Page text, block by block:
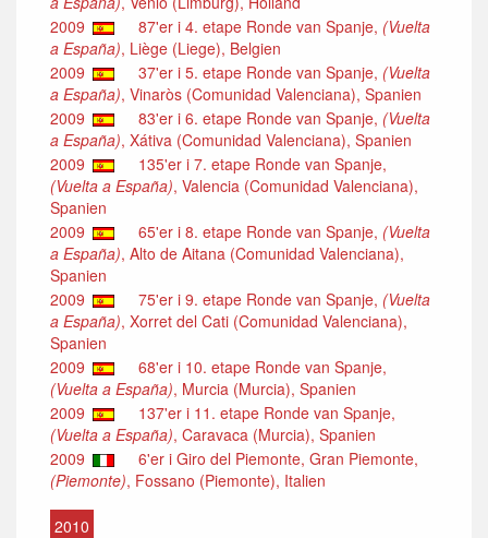
2009
87'er i 4. etape Ronde van Spanje, (Vuelta
a España), Liège (Liege), Belgien
2009
37'er i 5. etape Ronde van Spanje, (Vuelta
a España), Vinaròs (Comunidad Valenciana), Spanien
2009
83'er i 6. etape Ronde van Spanje, (Vuelta
a España), Xátiva (Comunidad Valenciana), Spanien
2009
135'er i 7. etape Ronde van Spanje,
(Vuelta a España), Valencia (Comunidad Valenciana),
Spanien
2009
65'er i 8. etape Ronde van Spanje, (Vuelta
a España), Alto de Aitana (Comunidad Valenciana),
Spanien
2009
75'er i 9. etape Ronde van Spanje, (Vuelta
a España), Xorret del Cati (Comunidad Valenciana),
Spanien
2009
68'er i 10. etape Ronde van Spanje,
(Vuelta a España), Murcia (Murcia), Spanien
2009
137'er i 11. etape Ronde van Spanje,
(Vuelta a España), Caravaca (Murcia), Spanien
2009
6'er i Giro del Piemonte, Gran Piemonte,
(Piemonte), Fossano (Piemonte), Italien
2010